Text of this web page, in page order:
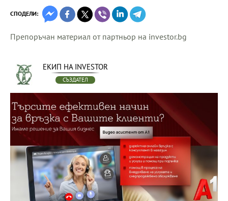
СПОДЕЛИ:
Препоръчан материал от партньор на investor.bg
ЕКИП НА INVESTOR
СЪЗДАТЕЛ